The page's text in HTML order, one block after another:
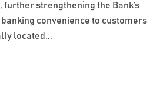
further strengthening the Bank’s
convenience to customers
located...